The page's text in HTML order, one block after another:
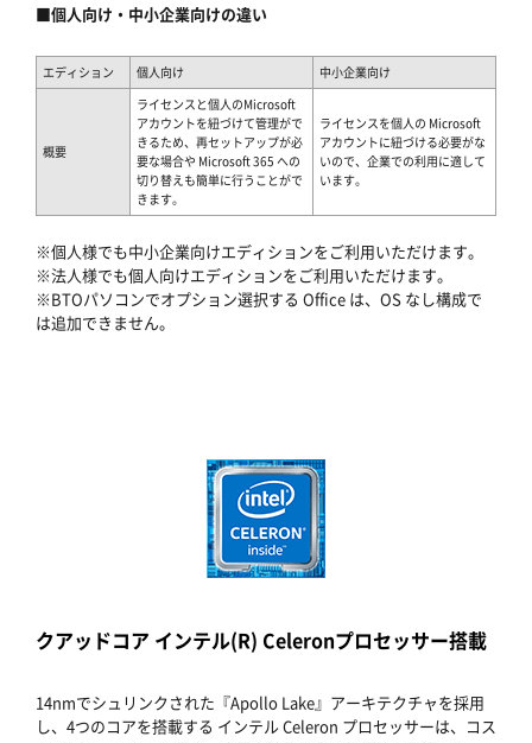
■個人向け・中小企業向けの違い
エディション 個人向け 中小企業向け
概要
ライセンスと個人のMicrosoft
アカウントを紐づけて管理がで
きるため、再セットアップが必
要な場合や Microsoft 365 への
切り替えも簡単に行うことがで
きます。
ライセンスを個人の Microsoft
アカウントに紐づける必要がな
いので、企業での利用に適して
います。
※個人様でも中小企業向けエディションをご利用いただけます。
※法人様でも個人向けエディションをご利用いただけます。
※BTOパソコンでオプション選択する Office は、OS なし構成で
は追加できません。
クアッドコア インテル(R) Celeronプロセッサー搭載
14nmでシュリンクされた『Apollo Lake』アーキテクチャを採用
し、4つのコアを搭載する インテル Celeron プロセッサーは、コス